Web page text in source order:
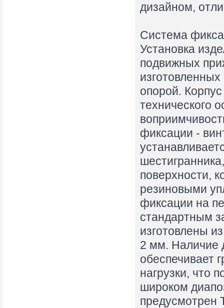
дизайном,
Система
Установка
подвижных
опорой.
технического
фиксации -
поверхности,
резиновыми
фиксации на
стандартным
изготовлены
2 мм. Наличие
обеспечивает
нагрузки, что
широком
предусмотрен